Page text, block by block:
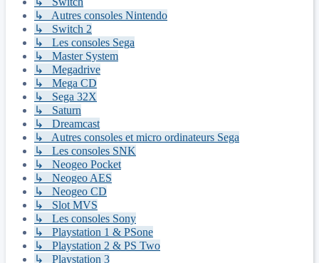
↳ Autres consoles Nintendo
↳ Switch 2
↳ Les consoles Sega
↳ Master System
↳ Megadrive
↳ Mega CD
↳ Sega 32X
↳ Saturn
↳ Dreamcast
↳ Autres consoles et micro ordinateurs Sega
↳ Les consoles SNK
↳ Neogeo Pocket
↳ Neogeo AES
↳ Neogeo CD
↳ Slot MVS
↳ Les consoles Sony
↳ Playstation 1 & PSone
↳ Playstation 2 & PS Two
↳ Playstation 3